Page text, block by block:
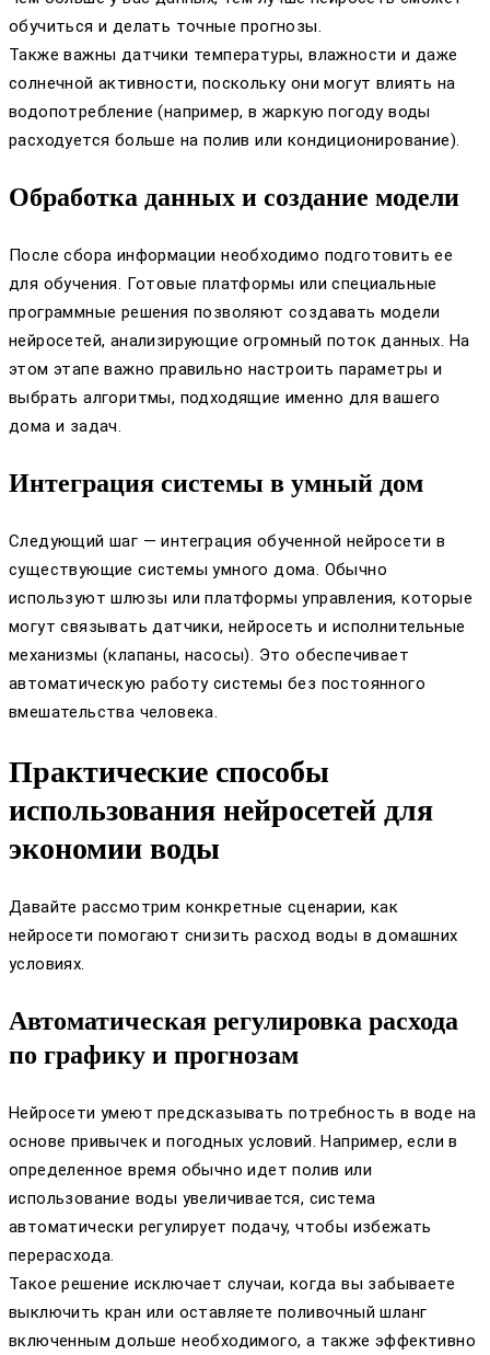
обучиться и делать точные прогнозы.
Также важны датчики температуры, влажности и даже
солнечной активности, поскольку они могут влиять на
водопотребление (например, в жаркую погоду воды
расходуется больше на полив или кондиционирование).
Обработка данных и создание модели
После сбора информации необходимо подготовить ее
для обучения. Готовые платформы или специальные
программные решения позволяют создавать модели
нейросетей, анализирующие огромный поток данных. На
этом этапе важно правильно настроить параметры и
выбрать алгоритмы, подходящие именно для вашего
дома и задач.
Интеграция системы в умный дом
Следующий шаг — интеграция обученной нейросети в
существующие системы умного дома. Обычно
используют шлюзы или платформы управления, которые
могут связывать датчики, нейросеть и исполнительные
механизмы (клапаны, насосы). Это обеспечивает
автоматическую работу системы без постоянного
вмешательства человека.
Практические способы
использования нейросетей для
экономии воды
Давайте рассмотрим конкретные сценарии, как
нейросети помогают снизить расход воды в домашних
условиях.
Автоматическая регулировка расхода
по графику и прогнозам
Нейросети умеют предсказывать потребность в воде на
основе привычек и погодных условий. Например, если в
определенное время обычно идет полив или
использование воды увеличивается, система
автоматически регулирует подачу, чтобы избежать
перерасхода.
Такое решение исключает случаи, когда вы забываете
выключить кран или оставляете поливочный шланг
включенным дольше необходимого, а также эффективно